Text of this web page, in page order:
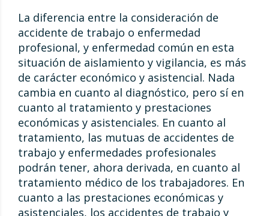
La diferencia entre la consideración de
accidente de trabajo o enfermedad
profesional, y enfermedad común en esta
situación de aislamiento y vigilancia, es más
de carácter económico y asistencial. Nada
cambia en cuanto al diagnóstico, pero sí en
cuanto al tratamiento y prestaciones
económicas y asistenciales. En cuanto al
tratamiento, las mutuas de accidentes de
trabajo y enfermedades profesionales
podrán tener, ahora derivada, en cuanto al
tratamiento médico de los trabajadores. En
cuanto a las prestaciones económicas y
asistenciales, los accidentes de trabajo y